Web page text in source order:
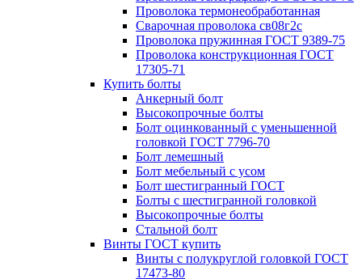
Проволока термонеобработанная
Сварочная проволока св08г2с
Проволока пружинная ГОСТ 9389-75
Проволока конструкционная ГОСТ
17305-71
Купить болты
Анкерный болт
Высокопрочные болты
Болт оцинкованный с уменьшенной
головкой ГОСТ 7796-70
Болт лемешный
Болт мебельный с усом
Болт шестигранный ГОСТ
Болты с шестигранной головкой
Высокопрочные болты
Стальной болт
Винты ГОСТ купить
Винты с полукруглой головкой ГОСТ
17473-80